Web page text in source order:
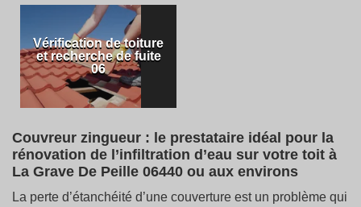
Vérification de toiture
et recherche de fuite
06
Couvreur zingueur : le prestataire idéal pour la
rénovation de l’infiltration d’eau sur votre toit à
La Grave De Peille 06440 ou aux environs
La perte d’étanchéité d’une couverture est un problème qui